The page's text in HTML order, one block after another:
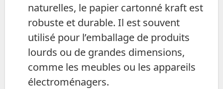
naturelles, le papier cartonné kraft est
robuste et durable. Il est souvent
utilisé pour l’emballage de produits
lourds ou de grandes dimensions,
comme les meubles ou les appareils
électroménagers.